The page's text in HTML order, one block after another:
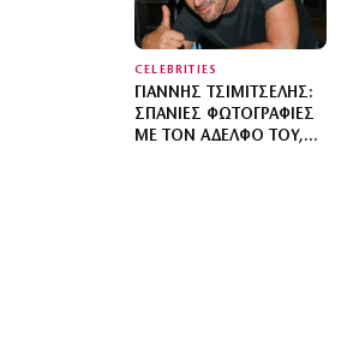
ΤΟΥΣ
CELEBRITIES
ΓΙΆΝΝΗΣ ΤΣΙΜΙΤΣΈΛΗΣ:
ΣΠΆΝΙΕΣ ΦΩΤΟΓΡΑΦΊΕΣ
ΜΕ ΤΟΝ ΑΔΕΛΦΌ ΤΟΥ,